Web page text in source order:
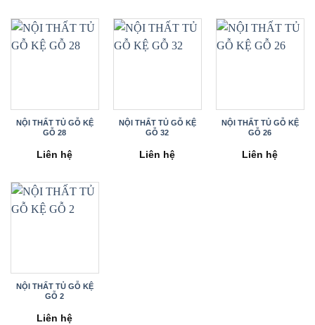
NỘI THẤT TỦ GỖ KỆ
GỖ 28
Liên hệ
NỘI THẤT TỦ GỖ KỆ
GỖ 32
Liên hệ
NỘI THẤT TỦ GỖ KỆ
GỖ 26
Liên hệ
NỘI THẤT TỦ GỖ KỆ
GỖ 2
Liên hệ